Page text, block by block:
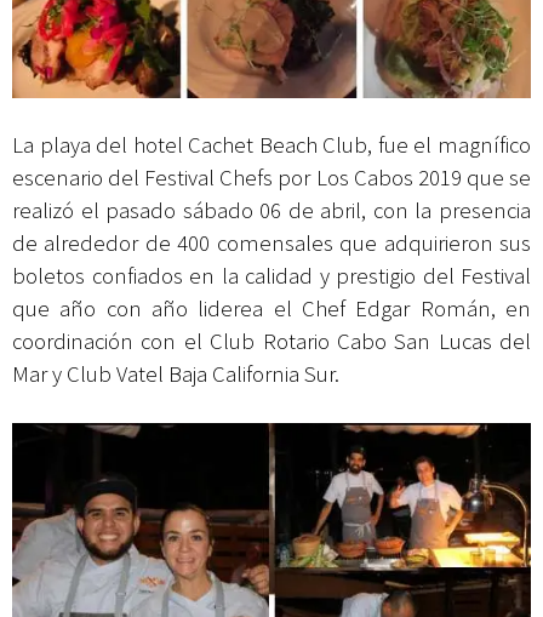
La playa del hotel Cachet Beach Club, fue el magnífico
escenario del Festival Chefs por Los Cabos 2019 que se
realizó el pasado sábado 06 de abril, con la presencia
de alrededor de 400 comensales que adquirieron sus
boletos confiados en la calidad y prestigio del Festival
que año con año liderea el Chef Edgar Román, en
coordinación con el Club Rotario Cabo San Lucas del
Mar y Club Vatel Baja California Sur.